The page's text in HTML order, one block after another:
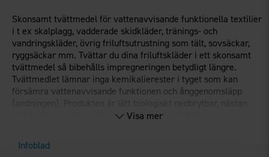
Skonsamt tvättmedel för vattenavvisande funktionella textilier
i t ex skalplagg, vadderade skidkläder, tränings- och
vandringskläder, övrig friluftsutrustning som tält, sovsäckar,
ryggsäckar mm. Tvättar du dina friluftskläder i ett skonsamt
tvättmedel så bibehålls impregneringen betydligt längre.
Tvättmedlet lämnar inga kemikalierester i tyget som kan
försämra vattenavvisande funktionen och ånggenomsläpp
helt biobaserad samt högkoncentrerad. Vid behov
OrganoTex®-produkterna Spray-On- eller Wash-in Textile
Waterproofing. som också är lätt biologiskt nedbrytbara och
Visa mer
Infoblad